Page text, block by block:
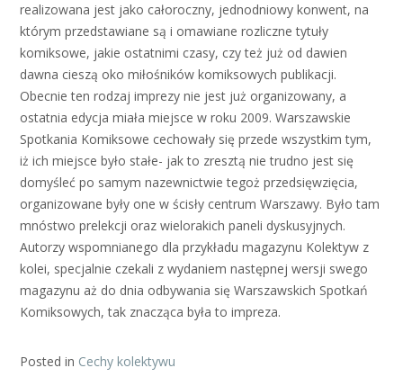
realizowana jest jako całoroczny, jednodniowy konwent, na
którym przedstawiane są i omawiane rozliczne tytuły
komiksowe, jakie ostatnimi czasy, czy też już od dawien
dawna cieszą oko miłośników komiksowych publikacji.
Obecnie ten rodzaj imprezy nie jest już organizowany, a
ostatnia edycja miała miejsce w roku 2009. Warszawskie
Spotkania Komiksowe cechowały się przede wszystkim tym,
iż ich miejsce było stałe- jak to zresztą nie trudno jest się
domyśleć po samym nazewnictwie tegoż przedsięwzięcia,
organizowane były one w ścisły centrum Warszawy. Było tam
mnóstwo prelekcji oraz wielorakich paneli dyskusyjnych.
Autorzy wspomnianego dla przykładu magazynu Kolektyw z
kolei, specjalnie czekali z wydaniem następnej wersji swego
magazynu aż do dnia odbywania się Warszawskich Spotkań
Komiksowych, tak znacząca była to impreza.
Posted in Cechy kolektywu